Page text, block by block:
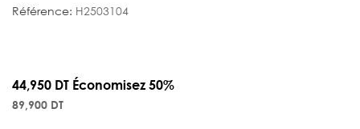
Référence: H2503104
44,950 DT Économisez 50%
89,900 DT